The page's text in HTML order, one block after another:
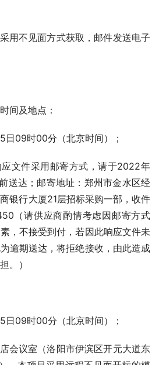
用不见面方式获取，邮件发送电子
间及地点：
09时00分（北京时间）；
文件采用邮寄方式，请于2022年
送达；邮寄地址：郑州市金水区经
银行大厦21层招标采购一部，收件
（请供应商酌情考虑因邮寄方式
，不接受到付，若因此响应文件未
逾期送达，将拒绝接收，由此造成
。）
09时00分（北京时间）；
会议室（洛阳市伊滨区开元大道东